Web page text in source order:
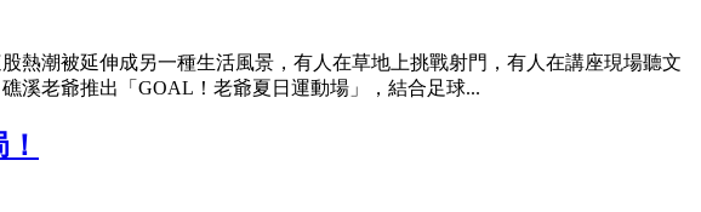
熱潮被延伸成另一種生活風景，有人在草地上挑戰射門，有人在講座現場聽文
溪老爺推出「GOAL！老爺夏日運動場」，結合足球...